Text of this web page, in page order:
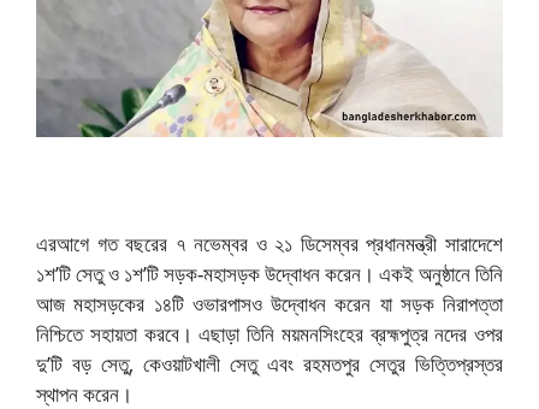
এরআগে গত বছরের ৭ নভেম্বর ও ২১ ডিসেম্বর প্রধানমন্ত্রী সারাদেশে
১শ’টি সেতু ও ১শ’টি সড়ক-মহাসড়ক উদ্বোধন করেন। একই অনুষ্ঠানে তিনি
আজ মহাসড়কের ১৪টি ওভারপাসও উদ্বোধন করেন যা সড়ক নিরাপত্তা
নিশ্চিতে সহায়তা করবে। এছাড়া তিনি ময়মনসিংহের ব্রহ্মপুত্র নদের ওপর
দু’টি বড় সেতু, কেওয়াটখালী সেতু এবং রহমতপুর সেতুর ভিত্তিপ্রস্তর
স্থাপন করেন।